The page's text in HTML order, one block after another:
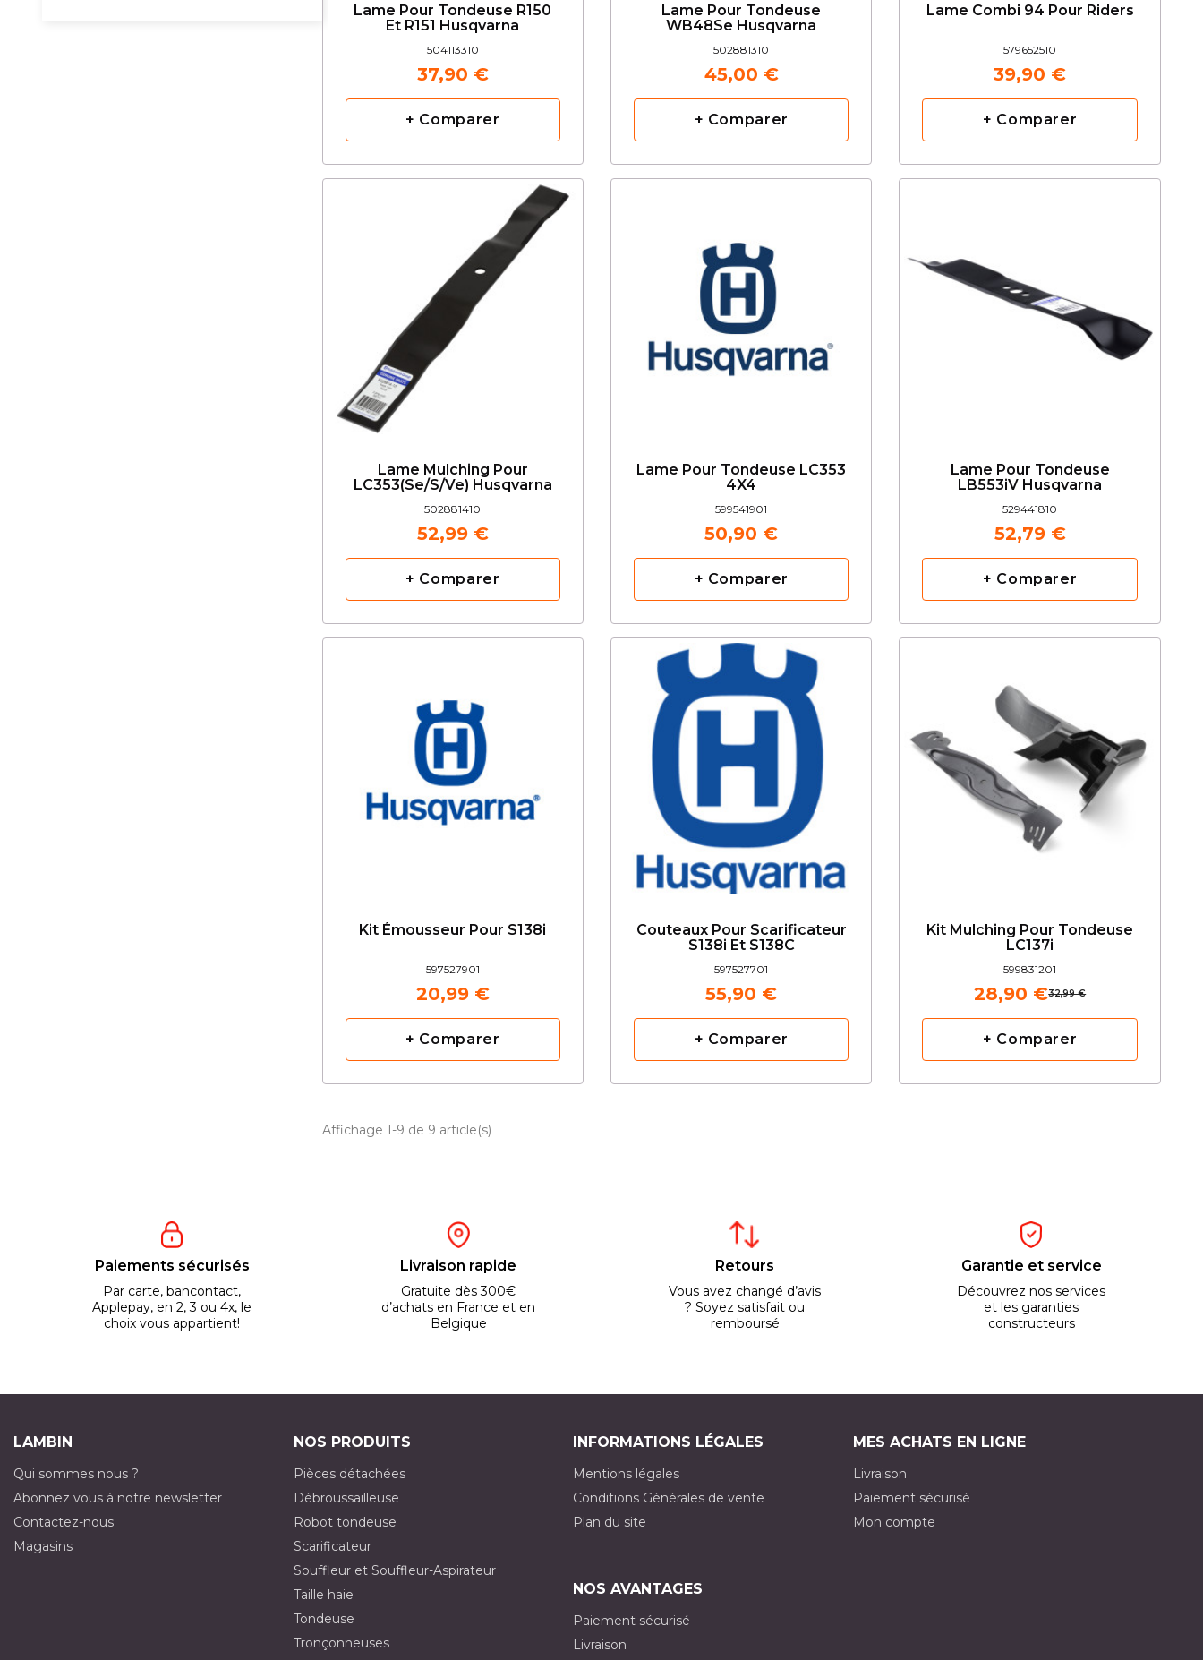
Lame Pour Tondeuse R150
Et R151 Husqvarna
504113310
37,90 €
+ Comparer
Lame Pour Tondeuse
WB48Se Husqvarna
502881310
45,00 €
+ Comparer
Lame Combi 94 Pour Riders
579652510
39,90 €
+ Comparer
Lame Mulching Pour
LC353(Se/S/Ve) Husqvarna
502881410
52,99 €
+ Comparer
Lame Pour Tondeuse LC353
4X4
599541901
50,90 €
+ Comparer
Lame Pour Tondeuse
LB553iV Husqvarna
529441810
52,79 €
+ Comparer
Kit Émousseur Pour S138i
597527901
20,99 €
+ Comparer
Couteaux Pour Scarificateur
S138i Et S138C
597527701
55,90 €
+ Comparer
Kit Mulching Pour Tondeuse
LC137i
599831201
32,99 €
28,90 €
+ Comparer
Affichage 1-9 de 9 article(s)
Paiements sécurisés
Par carte, bancontact,
Applepay, en 2, 3 ou 4x, le
choix vous appartient!
Livraison rapide
Gratuite dès 300€
d’achats en France et en
Belgique
Retours
Vous avez changé d’avis
? Soyez satisfait ou
remboursé
Garantie et service
Découvrez nos services
et les garanties
constructeurs
LAMBIN
Qui sommes nous ?
Abonnez vous à notre newsletter
Contactez-nous
Magasins
NOS PRODUITS
Pièces détachées
Débroussailleuse
Robot tondeuse
Scarificateur
Souffleur et Souffleur-Aspirateur
Taille haie
Tondeuse
Tronçonneuses
INFORMATIONS LÉGALES
Mentions légales
Conditions Générales de vente
Plan du site
MES ACHATS EN LIGNE
Livraison
Paiement sécurisé
Mon compte
NOS AVANTAGES
Paiement sécurisé
Livraison